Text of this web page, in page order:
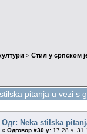
> Стил у српском
pitanja u vezi s
Одг: Neka stilska
« Одговор #30 у: 17.28 ч.